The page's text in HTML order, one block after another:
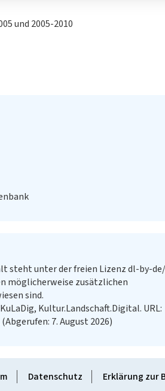
und 2005-2010
steht unter der freien Lizenz dl-by-
möglicherweise zusätzlichen
sind.
Kultur.Landschaft.Digital. URL:
(Abgerufen: 7. August 2026)
Datenschutz Erklärung zur